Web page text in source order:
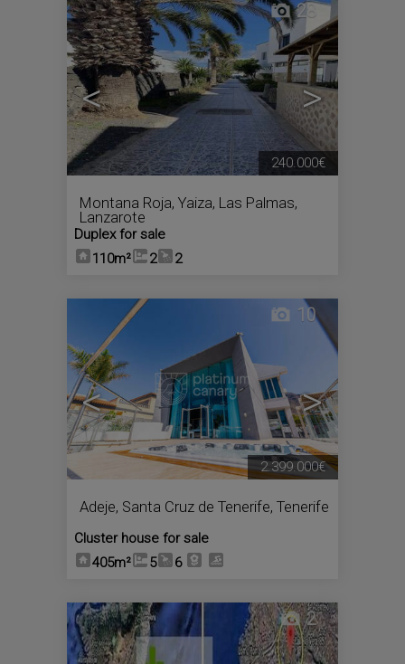
< >
28
Montana Roja, Yaiza, Las Palmas,
Lanzarote
Duplex for sale
110m²
2 2
240.000€
< >
10
Adeje, Santa Cruz de Tenerife, Tenerife
Cluster house for sale
405m²
5 6
2.399.000€
2